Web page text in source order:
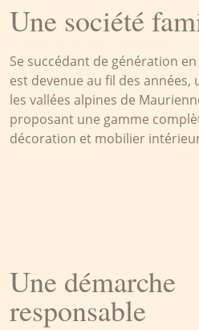
Une société
Se succédant de génération
est devenue au fil des années,
les vallées alpines de
proposant une gamme
décoration et mobilier
Une démarche
responsable